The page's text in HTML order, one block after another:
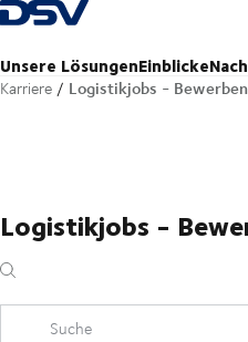
Zurück zur Startseite
Unsere LösungenEinblicke
Karriere Logistikjobs -
Logistikjobs -
Suche